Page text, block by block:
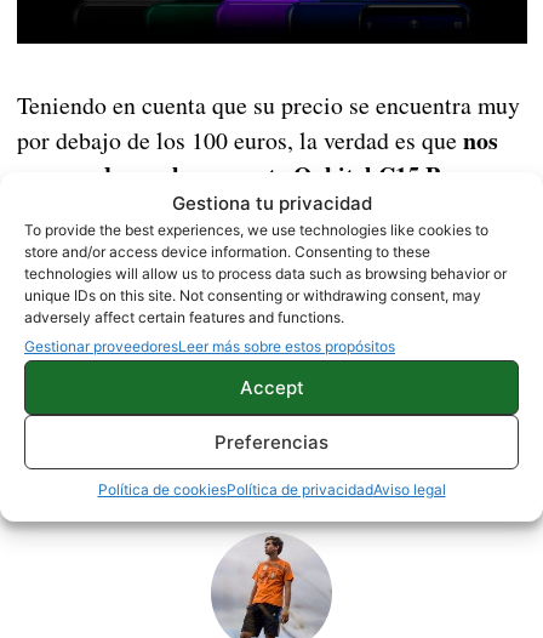
Gestiona tu privacidad
To provide the best experiences, we use technologies like cookies to
store and/or access device information. Consenting to these
technologies will allow us to process data such as browsing behavior or
unique IDs on this site. Not consenting or withdrawing consent, may
adversely affect certain features and functions.
Gestionar proveedoresLeer más sobre estos propósitos
Accept
Preferencias
Política de cookiesPolítica de privacidadAviso legal
Teniendo en cuenta que su precio se encuentra muy
por debajo de los 100 euros, la verdad es que nos
sorprende mucho que este Oukitel C15 Pro+
cuente con unas características de este estilo
buscas gastar lo mínimo posible en un teléfono, no
se nos ocurre una alternativa mejor.
MÓVILES CHINOS NOTICIAS
Sobre este autor